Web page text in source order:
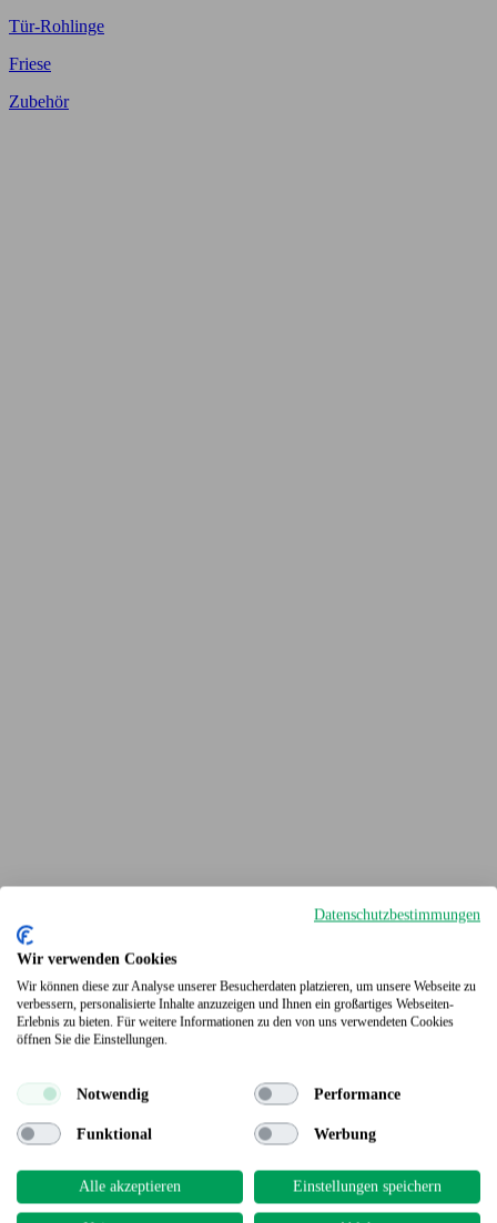
Tür-Rohlinge
Friese
Zubehör
Terrassendielen
Datenschutzbestimmungen
Wir verwenden Cookies
Wir können diese zur Analyse unserer Besucherdaten platzieren, um unsere Webseite zu
verbessern, personalisierte Inhalte anzuzeigen und Ihnen ein großartiges Webseiten-
Erlebnis zu bieten. Für weitere Informationen zu den von uns verwendeten Cookies
öffnen Sie die Einstellungen.
Notwendig Performance
Funktional Werbung
Alle akzeptieren Einstellungen speichern